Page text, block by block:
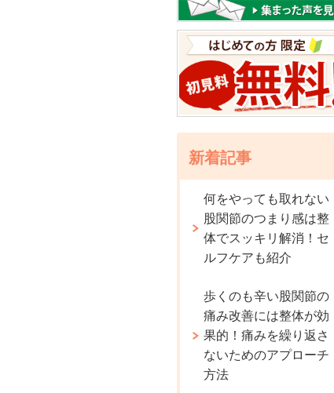
新着記事
何をやっても取れない
股関節のつまり感は整
体でスッキリ解消！セ
ルフケアも紹介
歩くのも辛い股関節の
痛み改善には整体が効
果的！痛みを繰り返さ
ないためのアプローチ
方法